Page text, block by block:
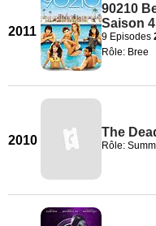
2011
90210
Saison 4
9 Episodes
Rôle: Bree
2010
The
Rôle: